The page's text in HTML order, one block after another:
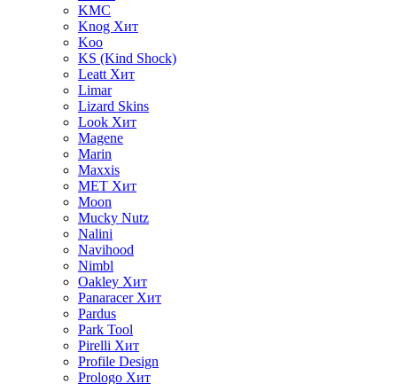
KMC
Knog Хит
Koo
KS (Kind Shock)
Leatt Хит
Limar
Lizard Skins
Look Хит
Magene
Marin
Maxxis
MET Хит
Moon
Mucky Nutz
Nalini
Navihood
Nimbl
Oakley Хит
Panaracer Хит
Pardus
Park Tool
Pirelli Хит
Profile Design
Prologo Хит